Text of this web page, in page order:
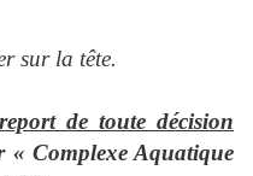
sur la tête.
de toute décision
Complexe Aquatique